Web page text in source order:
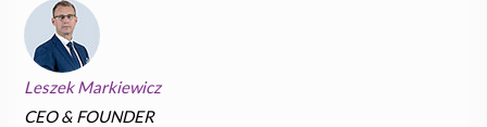
Leszek Markiewicz
CEO & FOUNDER